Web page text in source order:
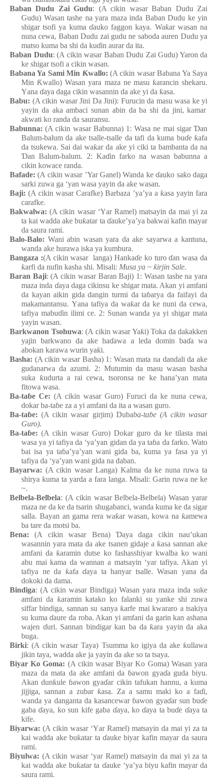
Baban Dudu Zai Gudu: (A cikin wasar Baban Dudu Zai
Gudu) Wasan tashe na yara maza inda Baban Dudu ke yin
shigar tsofi ya kuma ɗauko faggon kaya. Waƙar wasanna
nuna cewa, Baban Dudu zai gudu ne saboda auren Dudu ya
matso kuma ba shi da kuɗin aurar da ita.
Baban Dudu: (A cikin wasar Baban Dudu Zai Gudu) Yaron da
ke shigar tsofi a cikin wasan.
Babana Ya Sami Min Ƙwallo: (A cikin wasar Babana Ya Saya
Min Ƙwallo) Wasanyara maza ne masu ƙarancin shekaru.
Yana ɗaya daga cikin wasannin da ake yi da ƙasa.
Babu: (A cikin wasar Jini Da Jini): Furucin da masu wasa ke yi
yayin da aka ambaci sunan abin da ba shi da jini, kamar
akwati ko randa da sauransu.
Babunna: (A cikin wasar Babunna) 1: Wasa ne mai sigar Ɗan
Balum-balum da ake tsalle-tsalle da tafi da kuma buɗe ƙafa
da tsukewa. Sai dai waƙar da ake yi ciki ta bambanta da na
Ɗan Balum-balum. 2: Kaɗin farko na wasan babunna a
cikin kowace randa.
Bafade: (A cikin wasar ’Yar Ganel) Wanda ke ɗauko saƙo daga
sarki zuwa ga ‘yan wasa yayin da ake wasan.
Baji: (A cikin wasar Carafke) Barbaza ’ya’ya a ƙasa yayin fara
carafke.
Bakwalwa: (A cikin wasar ‘Yar Ramel) matsayin da mai yi za
ta kai wadda ake buƙatar ta ɗauke’ya’ya bakwai kafin mayar
da saura rami.
Balo-Balo: Wani abin wasan yara da ake sayarwa a kantuna,
wanda ake hurawa iska ya kumbura.
Bangaza :(A cikin wasar langa) Hankaɗe ko turo ɗan wasa da
ƙarfi da nufin kasha shi. Misali: Musa ya ~ ƙirjin Sale.
Baran Baji: (A cikin wasar Baran Baji) 1: Wasan tashena yara
maza inda ɗaya daga cikinsu ke shigar mata. Akan yi amfani
da kayan aikin gida dangin turmi da taɓarya da faifayi da
makamantansu. Yana tafiya da waƙar da ke nuni da cewa,
tafiya mabuɗin ilimi ce. 2: Sunan wanda ya yi shigar mata
yayin wasan.
Barkwanon Tsohuwa: (A cikin wasar Yaƙi) Toka da dakakken
yajin barkwano da ake haɗawa a leda domin baɗa wa
abokan karawa wurin yaƙi.
Basha: (A cikin wasar Basha) 1: Wasanmata na dandali da ake
gudanarwa da azumi. 2: Mutumin da masu wasan basha
suka ƙudurta a rai cewa, tsoronsa ne ke hana’yan mata
fitowa wasa.
Ba-taɓe Ce: (A cikin wasar Guro) Furuci da ke nuna cewa,
dokar ba-taɓe za a yi amfani da ita a wasan guro.
Ba-taɓe:(A cikin wasar girjim) Dubaba-taɓe (A cikin wasar
Guro).
Ba-taɓe: (A cikin wasar Guro) Dokar guro da ke tilasta mai
wasa ya yi tafiya da ‘ya’yan gidan da ya taɓa da farko. Wato
bai isa ya taɓa’ya’yan wani gida ba, kuma ya fasa ya yi
tafiya da ‘ya’yan wani gida na daban.
Bayarwa: (A cikin wasar Langa) Kalma da ke nuna ruwa ta
shirya kuma ta yarda a fara langa. Misali: Garin ruwa ne ke
~.
Belbela-Belbela: (A cikin wasar Belbela-Belbela) Wasanyarar
maza ne da ke da tsarin shugabanci, wanda kuma ke da sigar
salla. Bayan an gama rera waƙar wasan, kowa na ƙamewa
ba tare da motsi ba.
Bena: (A cikin wasar Bena) Ɗaya daga cikin
nau’ukan
wasannin yara mata da ake tsanen gidaje a ƙasa sannan ake
amfani da ƙaramin dutse ko fashasshiyar kwalba ko wani
abu mai kama da wannan a matsayin ‘yar tafiya. Akan yi
tafiya ne da ƙafa ɗaya ta hanyar tsalle. Wasan yana da
dokoki da dama.
Bindiga: (A cikin wasar Bindiga) Wasan yara maza inda suke
amfani da ƙaramin katako ko falanki su yanke shi zuwa
siffar bindiga, sannan su sanya ƙarfe mai kwararo a tsakiya
su kuma ɗaure da roba. Akan yi amfani da garin kan ashana
wajen ɗuri. Sannan bindigar kan ba da ƙara yayin da aka
buga.
Birki: (A cikin wasar Taya) Tsumma ko igiya da ake ƙullawa
jikin taya, wadda ake ja yayin da ake so ta tsaya.
Biyar Ko Goma: (A cikin wasar Biyar Ko Goma) Wasanyara
maza da mata da ake amfani da ɓawon gyaɗa guda biyu.
Akan dunƙule ɓawon gyaɗar cikin tafukan hannu, a kuma
jijjiga, sannan a zubar ƙasa. Za a samu maki ko a faɗi,
wanda ya danganta da kasancewar ɓawon gyaɗar sun buɗe
gaba ɗaya, ko sun kife gaba ɗaya, koɗaya ta buɗe ɗaya ta
kife.
Biyarwa: (A cikin wasar ‘Yar Ramel) matsayin da mai yi za ta
kai wadda ake buƙatar taɗauke biyar kafin mayar da saura
rami.
Biyulwa: (A cikin wasar ‘yar Ramel) matsayin da mai yi za ta
kai wadda ake buƙatar ta ɗauke ‘ya’ya biyu kafin mayar da
saura rami.